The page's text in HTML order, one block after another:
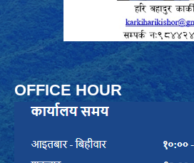
OFFICE HOUR